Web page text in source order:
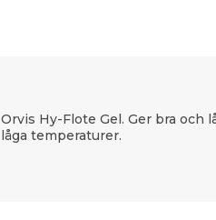
Orvis Hy-Flote Gel. Ger bra
låga temperaturer.